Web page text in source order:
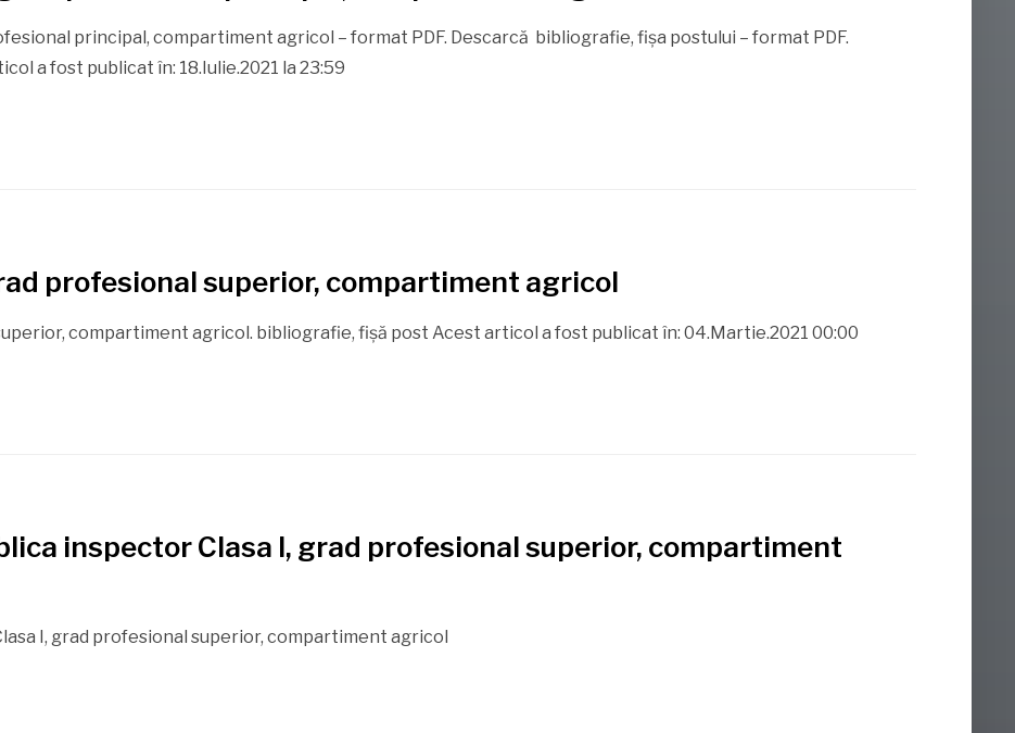
principal, compartiment agricol – format PDF. Descarcă bibliografie, fișa postului – format PDF.
a fost publicat în: 18.Iulie.2021 la 23:59
profesional superior, compartiment agricol
compartiment agricol. bibliografie, fișă post Acest articol a fost publicat în: 04.Martie.2021 00:00
inspector Clasa I, grad profesional superior, compartiment
I, grad profesional superior, compartiment agricol